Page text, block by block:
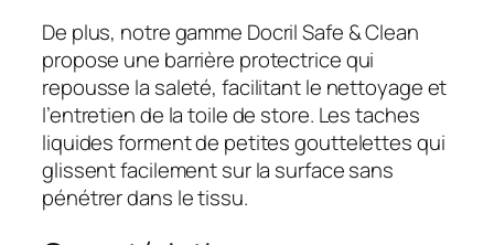
De plus, notre gamme Docril Safe & Clean
propose une barrière protectrice qui
repousse la saleté, facilitant le nettoyage et
l’entretien de la toile de store. Les taches
liquides forment de petites gouttelettes qui
glissent facilement sur la surface sans
pénétrer dans le tissu.